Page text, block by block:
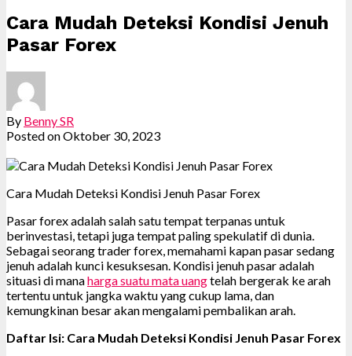
Cara Mudah Deteksi Kondisi Jenuh
Pasar Forex
By Benny SR
Posted onOktober 30, 2023
Cara Mudah Deteksi Kondisi Jenuh Pasar Forex
Pasar forex adalah salah satu tempat terpanas untuk
berinvestasi, tetapi juga tempat paling spekulatif di dunia.
Sebagai seorang trader forex, memahami kapan pasar sedang
jenuh adalah kunci kesuksesan. Kondisi jenuh pasar adalah
situasi di manaharga suatu mata uangtelah bergerak ke arah
tertentu untuk jangka waktu yang cukup lama, dan
kemungkinan besar akan mengalami pembalikan arah.
Daftar Isi: Cara Mudah Deteksi Kondisi Jenuh Pasar Forex